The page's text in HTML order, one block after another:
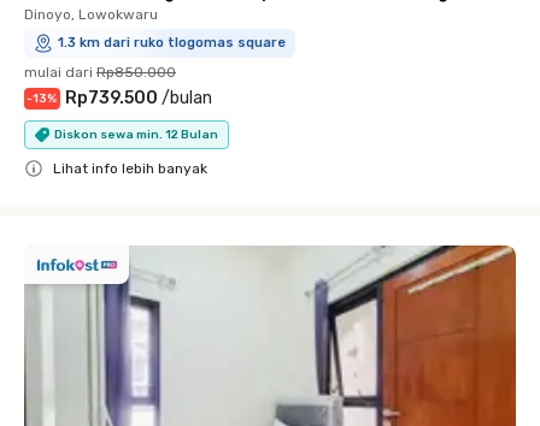
Dinoyo, Lowokwaru
1.3 km dari ruko tlogomas square
mulai dari Rp850.000
-13% Rp739.500 /bulan
Diskon sewa min. 12 Bulan
Lihat info lebih banyak